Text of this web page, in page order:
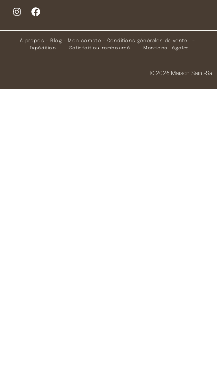
À propos – Blog – Mon compte –Conditions générales de vente –
Expédition – Satisfait ou remboursé – Mentions Légales
© 2026 Maison Saint-Sa